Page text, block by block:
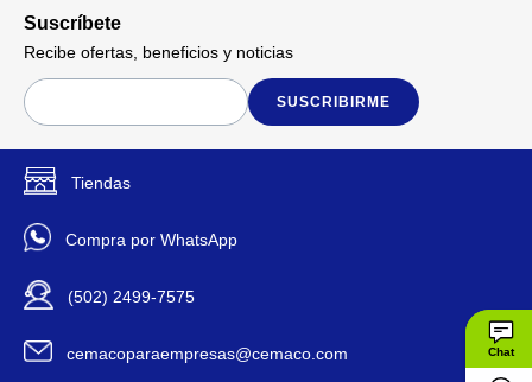
Suscríbete
Recibe ofertas, beneficios y noticias
SUSCRIBIRME
Tiendas
Compra por WhatsApp
(502) 2499-7575
cemacoparaempresas@cemaco.com Chat